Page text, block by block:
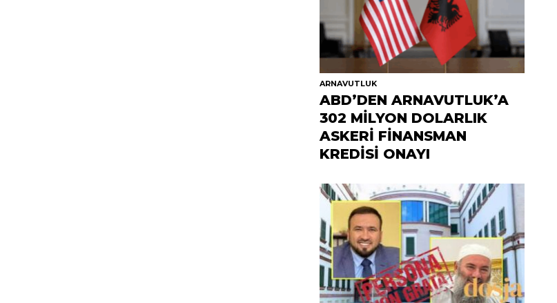
ARNAVUTLUK
ABD’DEN ARNAVUTLUK’A
302 MİLYON DOLARLIK
ASKERİ FİNANSMAN
KREDİSİ ONAYI